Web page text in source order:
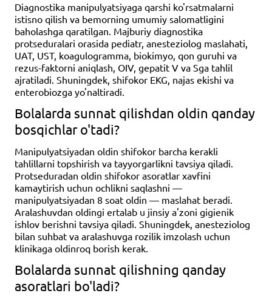
Diagnostika manipulyatsiyaga qarshi ko'rsatmalarni
istisno qilish va bemorning umumiy salomatligini
baholashga qaratilgan. Majburiy diagnostika
protseduralari orasida pediatr, anesteziolog maslahati,
UAT, UST, koagulogramma, biokimyo, qon guruhi va
rezus-faktorni aniqlash, OIV, gepatit V va Sga tahlil
ajratiladi. Shuningdek, shifokor EKG, najas ekishi va
enterobiozga yo'naltiradi.
Bolalarda sunnat qilishdan oldin qanday
bosqichlar o'tadi?
Manipulyatsiyadan oldin shifokor barcha kerakli
tahlillarni topshirish va tayyorgarlikni tavsiya qiladi.
Protseduradan oldin shifokor asoratlar xavfini
kamaytirish uchun ochlikni saqlashni —
manipulyatsiyadan 8 soat oldin — maslahat beradi.
Aralashuvdan oldingi ertalab u jinsiy a'zoni gigienik
ishlov berishni tavsiya qiladi. Shuningdek, anesteziolog
bilan suhbat va aralashuvga rozilik imzolash uchun
klinikaga oldinroq borish kerak.
Bolalarda sunnat qilishning qanday
asoratlari bo'ladi?